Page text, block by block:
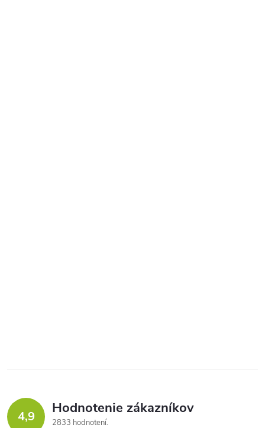
4,9 Hodnotenie zákazníkov
2833 hodnotení